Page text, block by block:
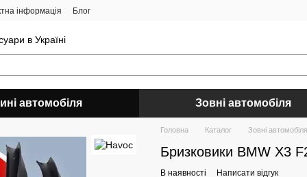
інформація Блог
в Україні
автомобіля Зовні автомобіля
Головна Каталог Зовні автомобіля
Бризковики BMW X3
В наявності Написати відгук